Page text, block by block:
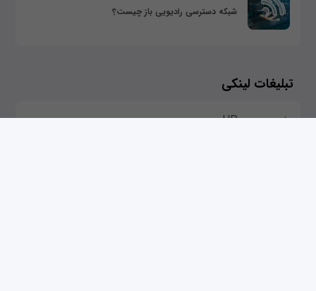
شبکه دسترسی رادیویی باز چیست؟
تبلیغات لینکی
خرید سرور HP